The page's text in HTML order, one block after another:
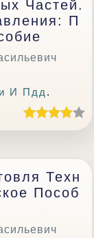
Частей.
П
И Пдд .
Техн
Пособ